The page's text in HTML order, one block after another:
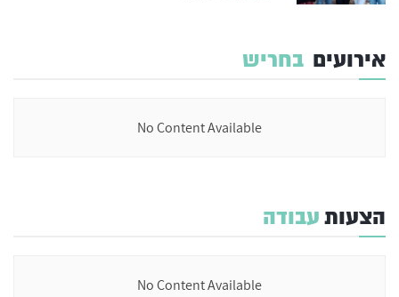
אירועים בחריש
No Content Available
הצעותעבודה
No Content Available